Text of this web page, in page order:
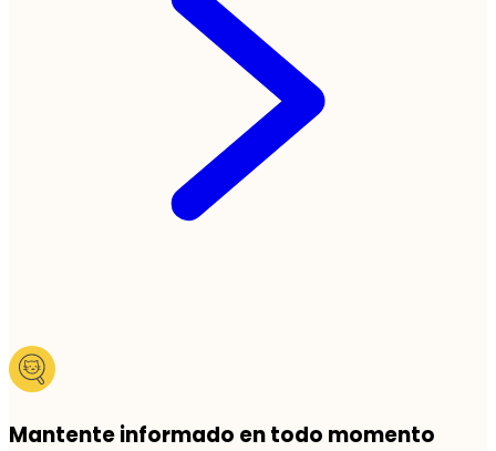
Mantente informado en todo momento